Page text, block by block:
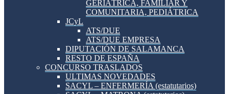
GERIÁTRICA, FAMILIAR Y
COMUNITARIA, PEDIÁTRICA
JCyL
ATS/DUE
ATS/DUE EMPRESA
DIPUTACIÓN DE SALAMANCA
RESTO DE ESPAÑA
CONCURSO TRASLADOS
ULTIMAS NOVEDADES
SACYL – ENFERMERÍA (estatutarios)